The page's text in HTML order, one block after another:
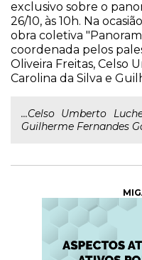
exclusivo sobre o
26/10, às 10h. Na
obra coletiva
coordenada pelos
Oliveira Freitas, Celso
Carolina da Silva e
...Celso Umberto
Guilherme Fernandes